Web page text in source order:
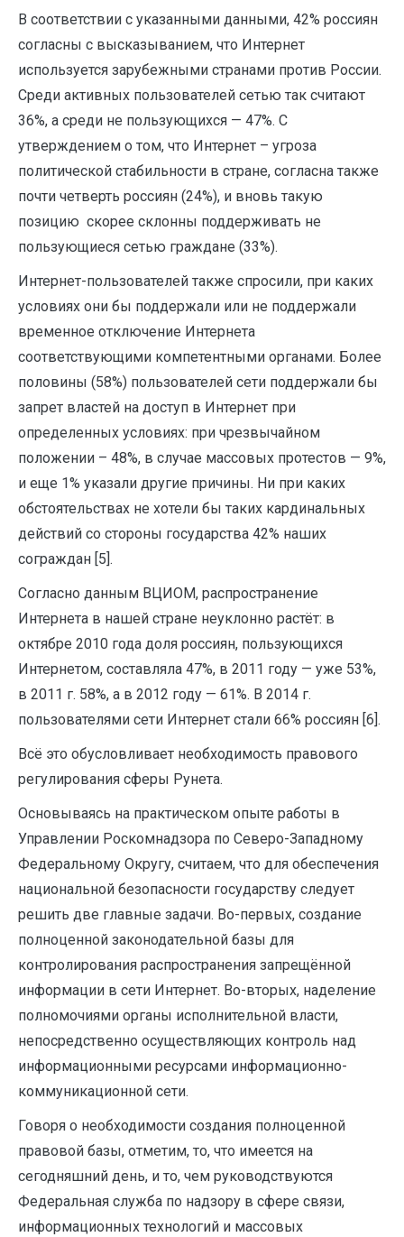
В соответствии с указанными данными, 42% россиян
согласны с высказыванием, что Интернет
используется зарубежными странами против России.
Среди активных пользователей сетью так считают
36%, а среди не пользующихся — 47%. С
утверждением о том, что Интернет – угроза
политической стабильности в стране, согласна также
почти четверть россиян (24%), и вновь такую
позицию скорее склонны поддерживать не
пользующиеся сетью граждане (33%).
Интернет-пользователей также спросили, при каких
условиях они бы поддержали или не поддержали
временное отключение Интернета
соответствующими компетентными органами. Более
половины (58%) пользователей сети поддержали бы
запрет властей на доступ в Интернет при
определенных условиях: при чрезвычайном
положении – 48%, в случае массовых протестов — 9%,
и еще 1% указали другие причины. Ни при каких
обстоятельствах не хотели бы таких кардинальных
действий со стороны государства 42% наших
сограждан [5].
Согласно данным ВЦИОМ, распространение
Интернета в нашей стране неуклонно растёт: в
октябре 2010 года доля россиян, пользующихся
Интернетом, составляла 47%, в 2011 году — уже 53%,
в 2011 г. 58%, а в 2012 году — 61%. В 2014 г.
пользователями сети Интернет стали 66% россиян [6].
Всё это обусловливает необходимость правового
регулирования сферы Рунета.
Основываясь на практическом опыте работы в
Управлении Роскомнадзора по Северо-Западному
Федеральному Округу, считаем, что для обеспечения
национальной безопасности государству следует
решить две главные задачи. Во-первых, создание
полноценной законодательной базы для
контролирования распространения запрещённой
информации в сети Интернет. Во-вторых, наделение
полномочиями органы исполнительной власти,
непосредственно осуществляющих контроль над
информационными ресурсами информационно-
коммуникационной сети.
Говоря о необходимости создания полноценной
правовой базы, отметим, то, что имеется на
сегодняшний день, и то, чем руководствуются
Федеральная служба по надзору в сфере связи,
информационных технологий и массовых